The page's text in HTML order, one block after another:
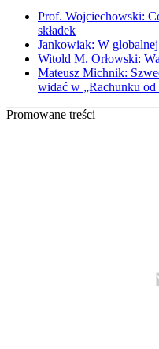
Prof. Wojciechowski:
składek
Jankowiak: W
Witold M. Orłowski:
Mateusz Michnik:
widać w „Rachunku od
Promowane treści